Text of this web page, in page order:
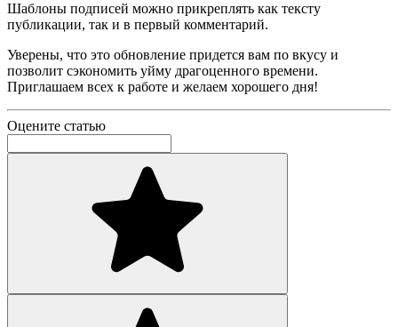
Шаблоны подписей можно прикреплять как тексту
публикации, так и в первый комментарий.
Уверены, что это обновление придется вам по вкусу и
позволит сэкономить уйму драгоценного времени.
Приглашаем всех к работе и желаем хорошего дня!
Оцените статью